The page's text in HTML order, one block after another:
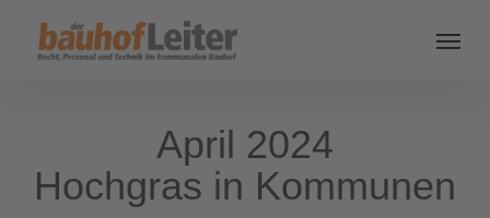
April 2024
Hochgras in Kommunen